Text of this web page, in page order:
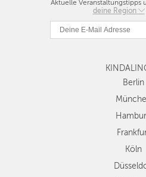
Aktuelle Veranstaltungstipps
deine Region
Berlin
Hamburg
Köln
Düsseldorf
Stuttgart
Essen
Dresden
Nürnberg
Berlin
Köln